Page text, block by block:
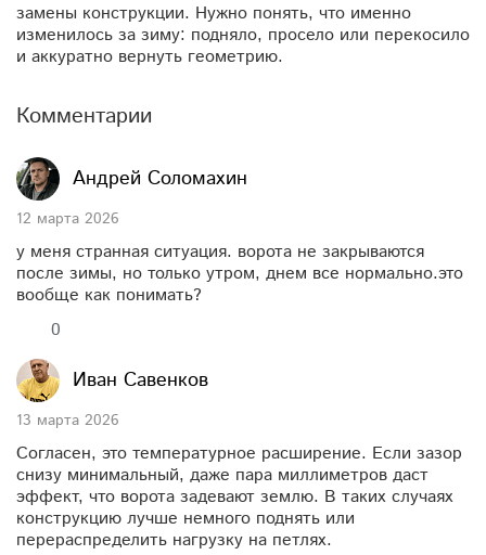
замены конструкции. Нужно понять, что именно
изменилось за зиму: подняло, просело или перекосило
и аккуратно вернуть геометрию.
Комментарии
Андрей Соломахин
12 марта 2026
у меня странная ситуация. ворота не закрываются
после зимы, но только утром, днем все нормально.это
вообще как понимать?
0
Иван Савенков
13 марта 2026
Согласен, это температурное расширение. Если зазор
снизу минимальный, даже пара миллиметров даст
эффект, что ворота задевают землю. В таких случаях
конструкцию лучше немного поднять или
перераспределить нагрузку на петлях.